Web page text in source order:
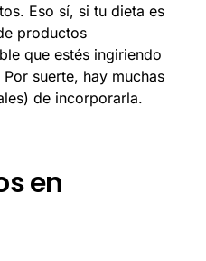
Eso sí, si tu dieta es
productos
que estés ingiriendo
suerte, hay muchas
de incorporarla.
en